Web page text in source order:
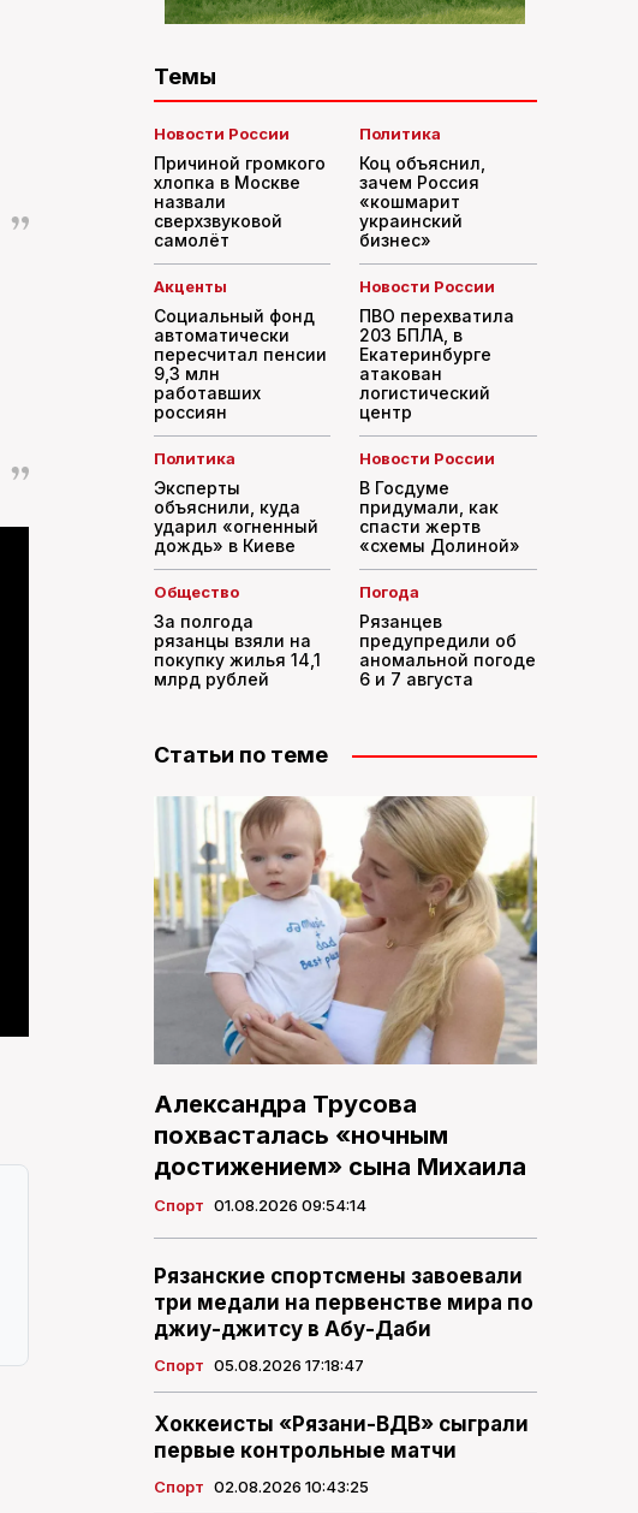
Темы
Новости России
Причиной громкого
хлопка в Москве
назвали
сверхзвуковой
самолёт
Политика
Коц объяснил,
зачем Россия
«кошмарит
украинский
бизнес»
Акценты
Социальный фонд
автоматически
пересчитал пенсии
9,3 млн
работавших
россиян
Новости России
ПВО перехватила
203 БПЛА, в
Екатеринбурге
атакован
логистический
центр
Политика
Эксперты
объяснили, куда
ударил «огненный
дождь» в Киеве
Новости России
В Госдуме
придумали, как
спасти жертв
«схемы Долиной»
Общество
За полгода
рязанцы взяли на
покупку жилья 14,1
млрд рублей
Погода
Рязанцев
предупредили об
аномальной погоде
6 и 7 августа
Статьи по теме
Александра Трусова
похвасталась «ночным
достижением» сына Михаила
Спорт 01.08.2026 09:54:14
Рязанские спортсмены завоевали
три медали на первенстве мира по
джиу-джитсу в Абу-Даби
Спорт 05.08.2026 17:18:47
Хоккеисты «Рязани-ВДВ» сыграли
первые контрольные матчи
Спорт 02.08.2026 10:43:25